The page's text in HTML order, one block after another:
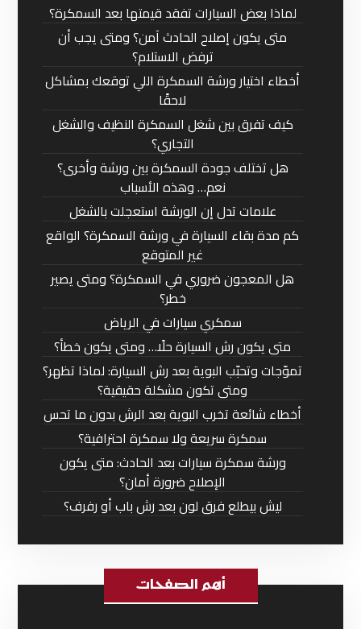
لماذا بعض السيارات تفقد قيمتها بعد السمكرة؟
متى يكون إصلاح الحادث آمن؟ ومتى يجب أن
ترفض الاستلام؟
أخطاء اختيار ورشة السمكرة اللي توقعك بمشاكل
لاحقًا
كيف تفرق بين شغل السمكرة النظيف والشغل
التجاري؟
هل تختلف جودة السمكرة بين ورشة وأخرى؟
نعم… وهذه الأسباب
علامات تدل إن الورشة استعجلت بالشغل
كم مدة بقاء السيارة في ورشة السمكرة؟ الواقع
غير المتوقع
هل المعجون ضروري في السمكرة؟ ومتى يصير
خطر؟
سمكري سيارات في الرياض
متى يكون رش السيارة حلًا… ومتى يكون خطأ؟
تموّجات وتحبّب البوية بعد رش السيارة: لماذا تظهر؟
ومتى تكون مشكلة حقيقية؟
أخطاء شائعة تخرب البوية بعد الرش بدون ما تحس
سمكرة سريعة ولا سمكرة احترافية؟
ورشة سمكرة سيارات بعد الحادث: متى يكون
الإصلاح ضرورة أمان؟
ليش بيطلع فرق لون بعد رش باب أو رفرف؟
أهم الصفحات